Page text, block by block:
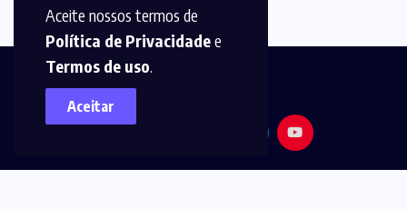
Aceite nossos termos de
Política de Privacidadee
Termos de uso.
Aceitar